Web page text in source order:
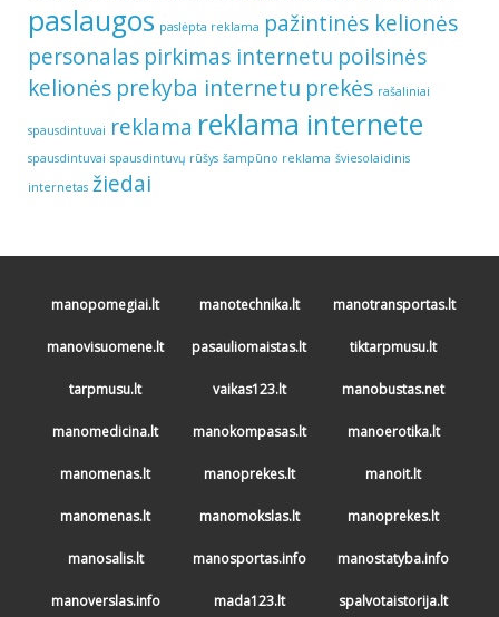
paslaugos paslėpta reklama pažintinės kelionės
personalas pirkimas internetu poilsinės
kelionės prekyba internetu prekės rašaliniai
spausdintuvai reklama reklama internete
spausdintuvai spausdintuvų rūšys šampūno reklama šviesolaidinis
internetas žiedai
manopomegiai.lt manotechnika.lt manotransportas.lt
manovisuomene.lt pasauliomaistas.lt tiktarpmusu.lt
tarpmusu.lt vaikas123.lt manobustas.net
manomedicina.lt manokompasas.lt manoerotika.lt
manomenas.lt manoprekes.lt manoit.lt
manomenas.lt manomokslas.lt manoprekes.lt
manosalis.lt manosportas.info manostatyba.info
manoverslas.info mada123.lt spalvotaistorija.lt